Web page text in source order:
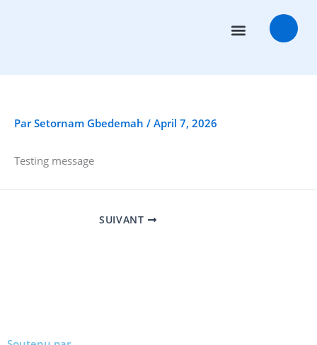
ParSetornam Gbedemah / April 7, 2026
Testing message
SUIVANT